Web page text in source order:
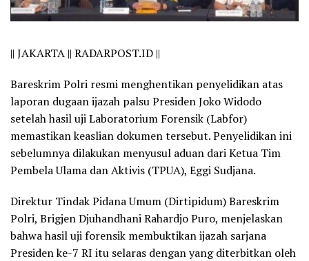
|| JAKARTA || RADARPOST.ID ||
Bareskrim Polri resmi menghentikan penyelidikan atas
laporan dugaan ijazah palsu Presiden Joko Widodo
setelah hasil uji Laboratorium Forensik (Labfor)
memastikan keaslian dokumen tersebut. Penyelidikan ini
sebelumnya dilakukan menyusul aduan dari Ketua Tim
Pembela Ulama dan Aktivis (TPUA), Eggi Sudjana.
Direktur Tindak Pidana Umum (Dirtipidum) Bareskrim
Polri, Brigjen Djuhandhani Rahardjo Puro, menjelaskan
bahwa hasil uji forensik membuktikan ijazah sarjana
Presiden ke-7 RI itu selaras dengan yang diterbitkan oleh